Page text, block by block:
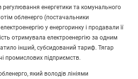
регулювання енергетики та комунального
обленерго (постачальники
у енергоринку і продавали її
отримувала електроенергію за одним
інший, субсидований тариф. Тягар
промислових підприємств.
який володів лініями